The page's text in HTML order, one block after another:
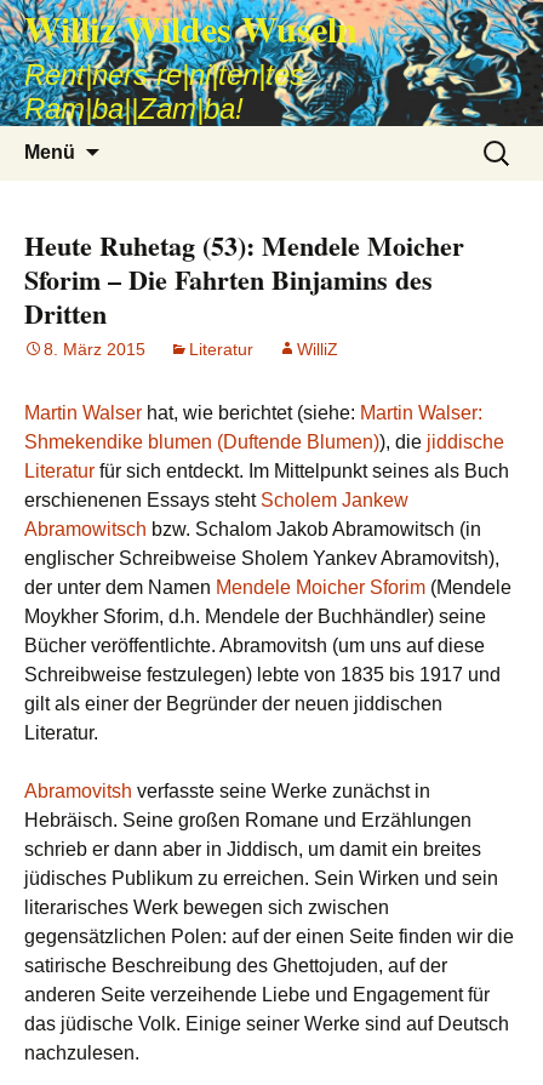
Williz Wildes Wuseln
Rent|ners re|ni|ten|tes
Ram|ba||Zam|ba!
Menü
Suche
nach:
Heute Ruhetag (53): Mendele Moicher
Sforim – Die Fahrten Binjamins des
Dritten
8. März 2015 Literatur WilliZ
Martin Walser hat, wie berichtet (siehe: Martin Walser:
Shmekendike blumen (Duftende Blumen)), die jiddische
Literatur für sich entdeckt. Im Mittelpunkt seines als Buch
erschienenen Essays steht Scholem Jankew
Abramowitsch bzw. Schalom Jakob Abramowitsch (in
englischer Schreibweise Sholem Yankev Abramovitsh),
der unter dem Namen Mendele Moicher Sforim (Mendele
Moykher Sforim, d.h. Mendele der Buchhändler) seine
Bücher veröffentlichte. Abramovitsh (um uns auf diese
Schreibweise festzulegen) lebte von 1835 bis 1917 und
gilt als einer der Begründer der neuen jiddischen
Literatur.
Abramovitsh verfasste seine Werke zunächst in
Hebräisch. Seine großen Romane und Erzählungen
schrieb er dann aber in Jiddisch, um damit ein breites
jüdisches Publikum zu erreichen. Sein Wirken und sein
literarisches Werk bewegen sich zwischen
gegensätzlichen Polen: auf der einen Seite finden wir die
satirische Beschreibung des Ghettojuden, auf der
anderen Seite verzeihende Liebe und Engagement für
das jüdische Volk. Einige seiner Werke sind auf Deutsch
nachzulesen.